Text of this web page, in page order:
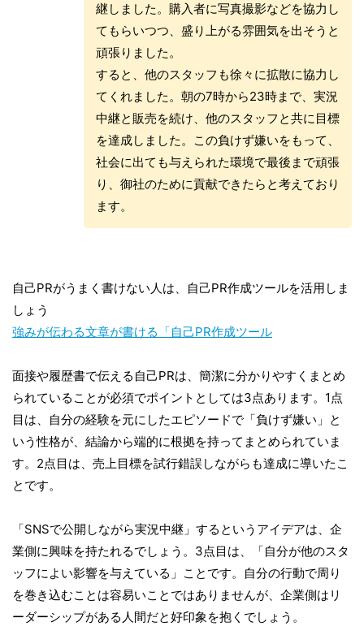
継しました。購入者に写真撮影などを協力し
てもらいつつ、盛り上がる雰囲気を出そうと
頑張りました。
すると、他のスタッフも徐々に拡散に協力し
てくれました。朝の7時から23時まで、実況
中継と販売を続け、他のスタッフと共に目標
を達成しました。この負けず嫌いをもって、
社会に出ても与えられた環境で最後まで頑張
り、御社のために貢献できたらと考えており
ます。
自己PRがうまく書けない人は、自己PR作成ツールを活用しま
しょう
強みが伝わる文章が書ける「自己PR作成ツール
面接や履歴書で伝える自己PRは、簡潔に分かりやすくまとめ
られていることが必須でポイントとしては3点あります。1点
目は、自分の経験を元にしたエピソードで「負けず嫌い」と
いう性格が、結論から端的に根拠を持ってまとめられていま
す。2点目は、売上目標を試行錯誤しながらも達成に導いたこ
とです。
「SNSで公開しながら実況中継」するというアイデアは、企
業側に興味を持たれるでしょう。3点目は、「自分が他のスタ
ッフによい影響を与えている」ことです。自分の行動で周り
を巻き込むことは容易いことではありませんが、企業側はリ
ーダーシップがある人間だと好印象を抱くでしょう。